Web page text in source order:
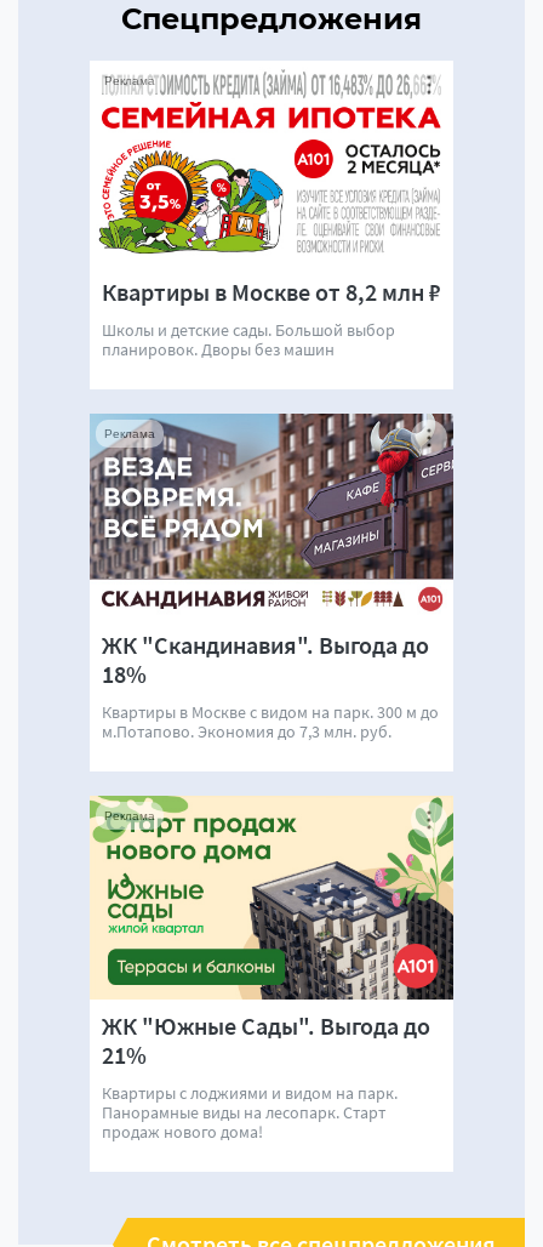
Спецпредложения
Квартиры в Москве от 8,2 млн ₽
Школы и детские сады. Большой выбор
планировок. Дворы без машин
Реклама
ЖК "Скандинавия". Выгода до
18%
Квартиры в Москве с видом на парк. 300 м до
м.Потапово. Экономия до 7,3 млн. руб.
Реклама
ЖК "Южные Сады". Выгода до
21%
Квартиры с лоджиями и видом на парк.
Панорамные виды на лесопарк. Старт
продаж нового дома!
Реклама